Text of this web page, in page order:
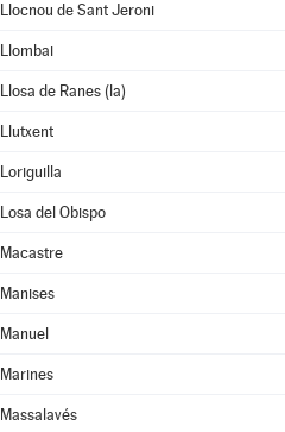
Llocnou de Sant Jeroni
Llombai
Llosa de Ranes (la)
Llutxent
Loriguilla
Losa del Obispo
Macastre
Manises
Manuel
Marines
Massalavés